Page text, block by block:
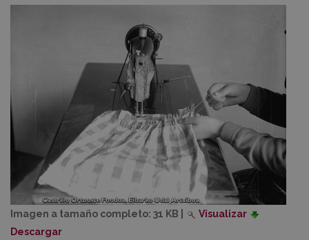
Imagen a tamaño completo: 31 KB
Visualizar
Descargar